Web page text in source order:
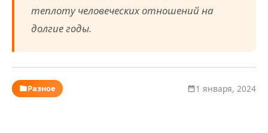
теплоту человеческих отношений на
долгие годы.
Разное 1 января, 2024